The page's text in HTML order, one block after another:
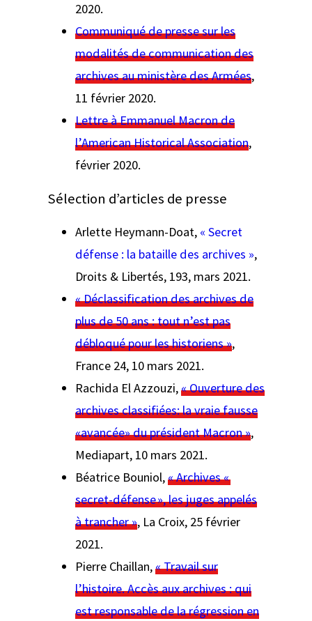
2020.
Communiqué de presse sur les
modalités de communication des
archives au ministère des Armées,
11 février 2020.
Lettre à Emmanuel Macron de
l’American Historical Association,
février 2020.
Sélection d’articles de presse
Arlette Heymann-Doat, « Secret
défense : la bataille des archives »,
Droits & Libertés, 193, mars 2021.
« Déclassification des archives de
plus de 50 ans : tout n’est pas
débloqué pour les historiens »,
France 24, 10 mars 2021.
Rachida El Azzouzi,« Ouverture des
archives classifiées: la vraie fausse
«avancée» du président Macron »,
Mediapart, 10 mars 2021.
Béatrice Bouniol,« Archives «
secret-défense », les juges appelés
à trancher », La Croix, 25 février
2021.
Pierre Chaillan,« Travail sur
l’histoire. Accès aux archives : qui
est responsable de la régression en